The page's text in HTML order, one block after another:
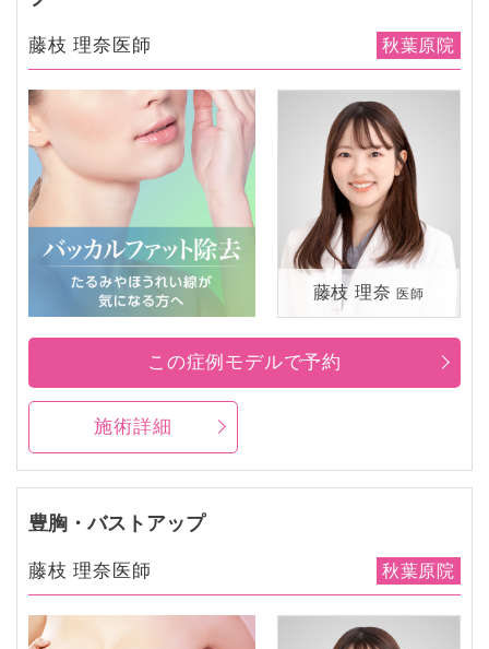
藤枝 理奈医師 秋葉原院
藤枝 理奈 医師
施術詳細
この症例モデルで予約
豊胸・バストアップ
藤枝 理奈医師 秋葉原院